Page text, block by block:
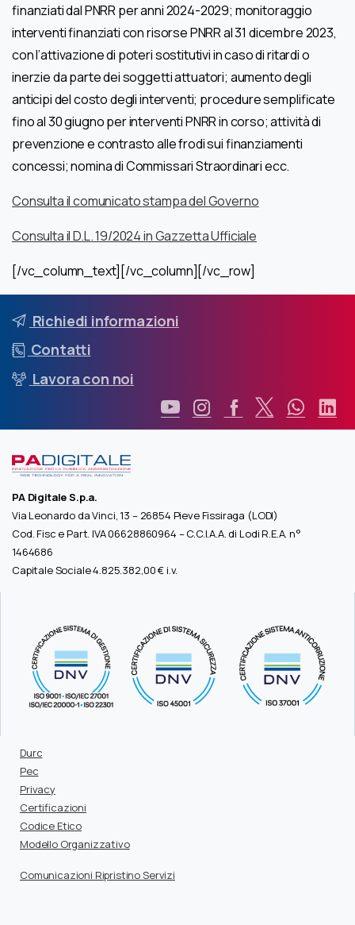
finanziati dal PNRR per anni 2024-2029; monitoraggio
interventi finanziati con risorse PNRR al 31 dicembre 2023,
con l’attivazione di poteri sostitutivi in caso di ritardi o
inerzie da parte dei soggetti attuatori; aumento degli
anticipi del costo degli interventi; procedure semplificate
fino al 30 giugno per interventi PNRR in corso; attività di
prevenzione e contrasto alle frodi sui finanziamenti
concessi; nomina di Commissari Straordinari ecc.
Consulta il comunicato stampa del Governo
Consulta il D.L. 19/2024 in Gazzetta Ufficiale
[/vc_column_text][/vc_column][/vc_row]
Richiedi informazioni
Contatti
Lavora con noi
PA Digitale S.p.a.
Via Leonardo da Vinci, 13 – 26854 Pieve Fissiraga (LODI)
Cod. Fisc e Part. IVA 06628860964 – C.C.I.A.A. di Lodi R.E.A. n°
1464686
Capitale Sociale 4.825.382,00 € i.v.
Durc
Pec
Privacy
Certificazioni
Codice Etico
Modello Organizzativo
Comunicazioni Ripristino Servizi